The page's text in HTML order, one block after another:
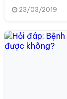
23/03/2019